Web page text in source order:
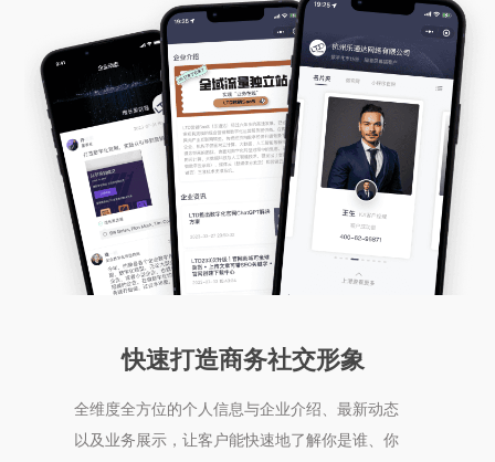
快速打造商务社交形象
全维度全方位的个人信息与企业介绍、最新动态
以及业务展示，让客户能快速地了解你是谁、你